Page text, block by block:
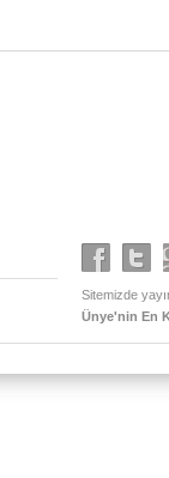
Sitemizde
Ünye'nin En